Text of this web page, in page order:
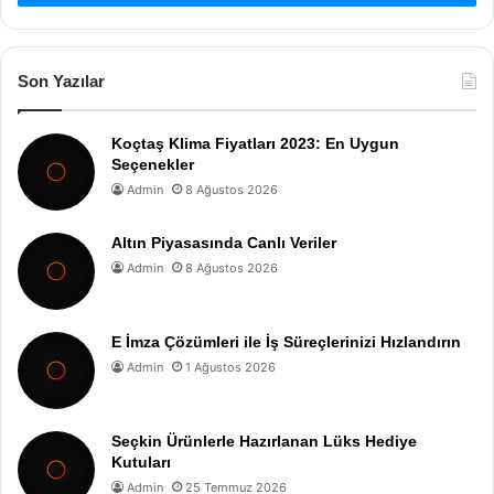
Son Yazılar
Koçtaş Klima Fiyatları 2023: En Uygun
Seçenekler
Admin 8 Ağustos 2026
Altın Piyasasında Canlı Veriler
Admin 8 Ağustos 2026
E İmza Çözümleri ile İş Süreçlerinizi Hızlandırın
Admin 1 Ağustos 2026
Seçkin Ürünlerle Hazırlanan Lüks Hediye
Kutuları
Admin 25 Temmuz 2026